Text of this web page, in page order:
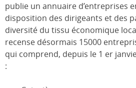
publie un annuaire d’entreprises
disposition des dirigeants et des
diversité du tissu économique
recense désormais 15000
qui comprend, depuis le 1 er
: